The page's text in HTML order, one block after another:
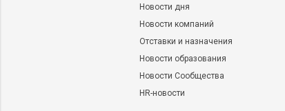
Новости дня
Новости компаний
Отставки и назначения
Новости образования
Новости Сообщества
HR-новости